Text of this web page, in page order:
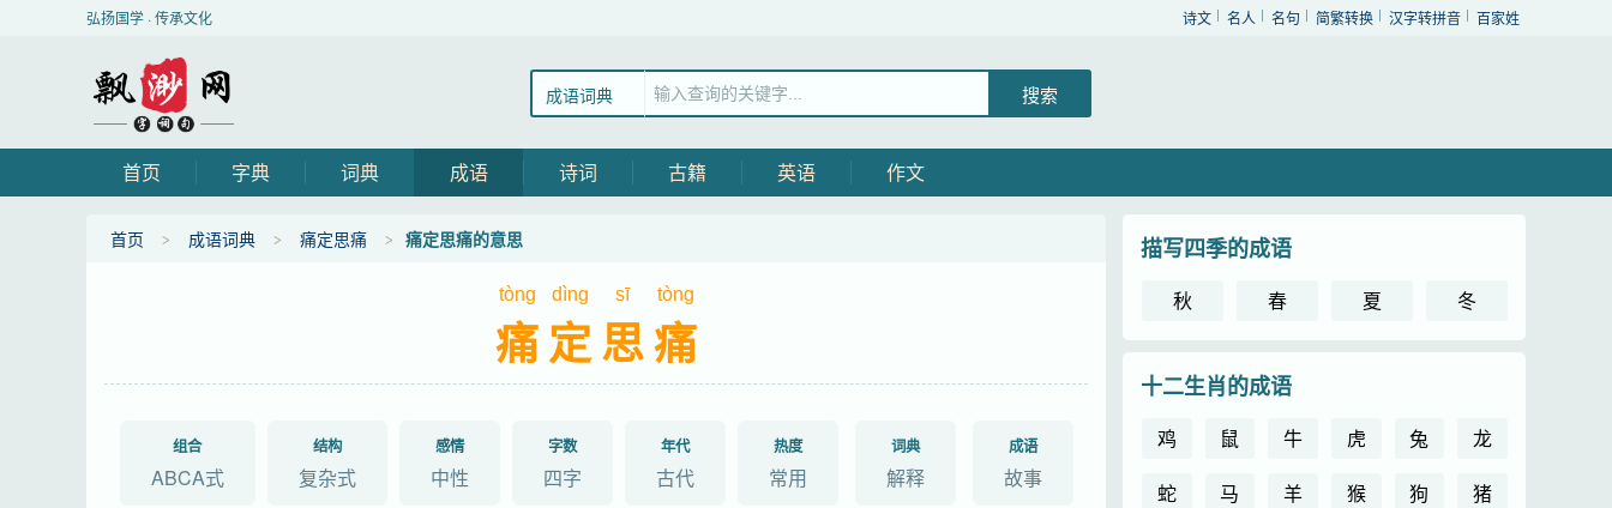
弘扬国学 · 传承文化 诗文 名人 名句 简繁转换 汉字转拼音 百家姓
成语词典
首页 字典 词典 成语 诗词 古籍 英语 作文
首页 成语词典 痛定思痛 痛定思痛的意思
tòng dìng sī tòng
痛定思痛
组合
ABCA式
结构
复杂式
感情
中性
字数
四字
年代
古代
热度
常用
词典
解释
成语
故事
描写四季的成语
秋 春 夏 冬
十二生肖的成语
鸡 鼠 牛 虎 兔
龙
蛇
马 羊 猴 狗 猪